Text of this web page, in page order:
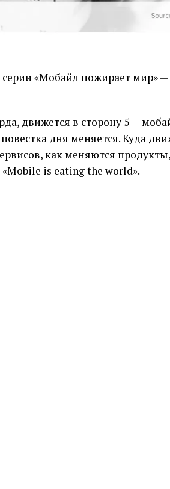
«Мобайл пожирает мир» —
движется в сторону 5 —
дня меняется. Куда
как меняются продукты,
is eating the world».